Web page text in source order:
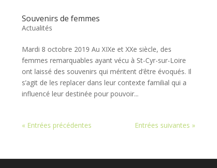
Souvenirs de femmes
Actualités
Mardi 8 octobre 2019 Au XIXe et XXe siècle, des
femmes remarquables ayant vécu à St-Cyr-sur-Loire
ont laissé des souvenirs qui méritent d’être évoqués. Il
s’agit de les replacer dans leur contexte familial qui a
influencé leur destinée pour pouvoir...
« Entrées précédentes Entrées suivantes »